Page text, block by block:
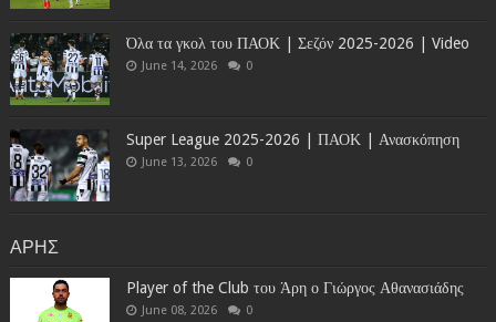
Όλα τα γκολ του ΠΑΟΚ | Σεζόν 2025-2026 | Video
June 14, 2026 0
Super League 2025-2026 | ΠΑΟΚ | Ανασκόπηση
June 13, 2026 0
ΑΡΗΣ
Player of the Club του Άρη ο Γιώργος Αθανασιάδης
June 08, 2026 0